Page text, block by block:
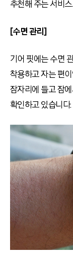
추천해 주는 서비
[수면 관리]
기어 핏에는 수면
착용하고 자는 편
잠자리에 들고 잠
확인하고 있습니다.